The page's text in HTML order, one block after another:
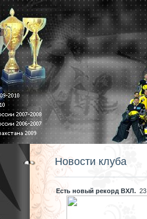
Новости клуба
Есть новый рекорд ВХЛ.